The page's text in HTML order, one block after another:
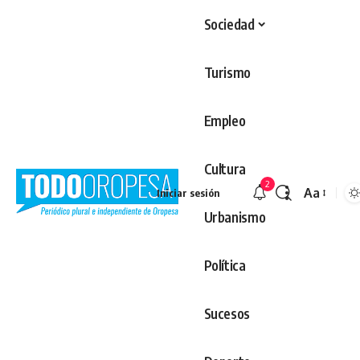
Sociedad
Turismo
Empleo
Cultura
Urbanismo
Política
Sucesos
Iniciar sesión
2
Aa